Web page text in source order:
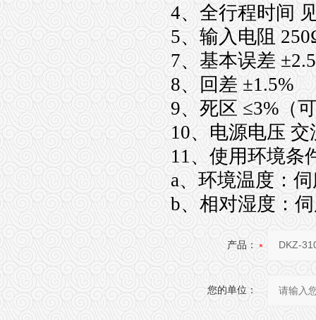
4、全行程时间
5、输入电阻
7、基本误差
8、回差 ±1.5%
9、死区 ≤3%（
10、电源电压 交
11、使用环境条
a、环境温度：
b、相对湿度：
产品：
您的单位：